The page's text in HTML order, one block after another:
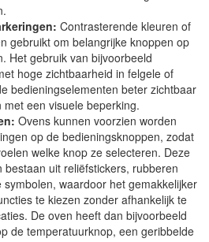
Contrasterende kleuren of
gebruikt om belangrijke knoppen op
Het gebruik van bijvoorbeeld
hoge zichtbaarheid in felgele of
bedieningselementen beter zichtbaar
een visuele beperking.
Ovens kunnen voorzien worden
op de bedieningsknoppen, zodat
welke knop ze selecteren. Deze
bestaan uit reliëfstickers, rubberen
waardoor het gemakkelijker
te kiezen zonder afhankelijk te
De oven heeft dan bijvoorbeeld
de temperatuurknop, een geribbelde